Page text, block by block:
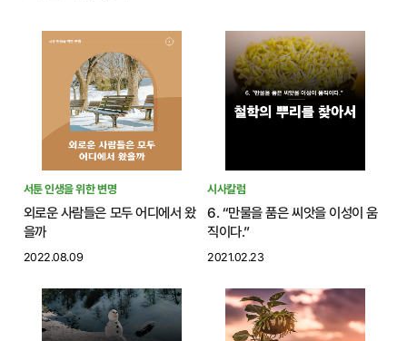
서툰 인생을 위한 변명
외로운 사람들은 모두 어디에서 왔
을까
2022.08.09
시사칼럼
6. “만물을 품은 씨앗을 이성이 움
직이다.”
2021.02.23